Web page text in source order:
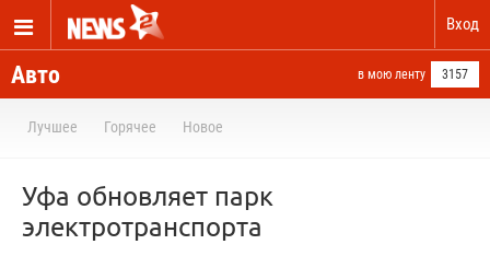
Вход
Авто в мою ленту 3157
Лучшее Горячее Новое
Уфа обновляет парк
электротранспорта